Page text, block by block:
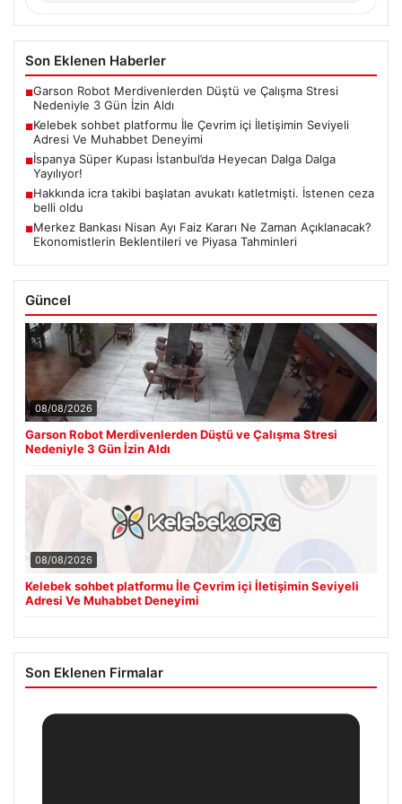
Son Eklenen Haberler
■Garson Robot Merdivenlerden Düştü ve Çalışma Stresi
Nedeniyle 3 Gün İzin Aldı
■Kelebek sohbet platformu İle Çevrim içi İletişimin Seviyeli
Adresi Ve Muhabbet Deneyimi
■İspanya Süper Kupası İstanbul’da Heyecan Dalga Dalga
Yayılıyor!
■Hakkında icra takibi başlatan avukatı katletmişti. İstenen ceza
belli oldu
■Merkez Bankası Nisan Ayı Faiz Kararı Ne Zaman Açıklanacak?
Ekonomistlerin Beklentileri ve Piyasa Tahminleri
Güncel
08/08/2026
Garson Robot Merdivenlerden Düştü ve Çalışma Stresi
Nedeniyle 3 Gün İzin Aldı
08/08/2026
Kelebek sohbet platformu İle Çevrim içi İletişimin Seviyeli
Adresi Ve Muhabbet Deneyimi
Son Eklenen Firmalar